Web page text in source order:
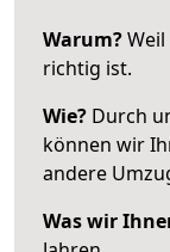
Warum?
richtig ist.
Wie? Durch
können wir
andere
Was wir